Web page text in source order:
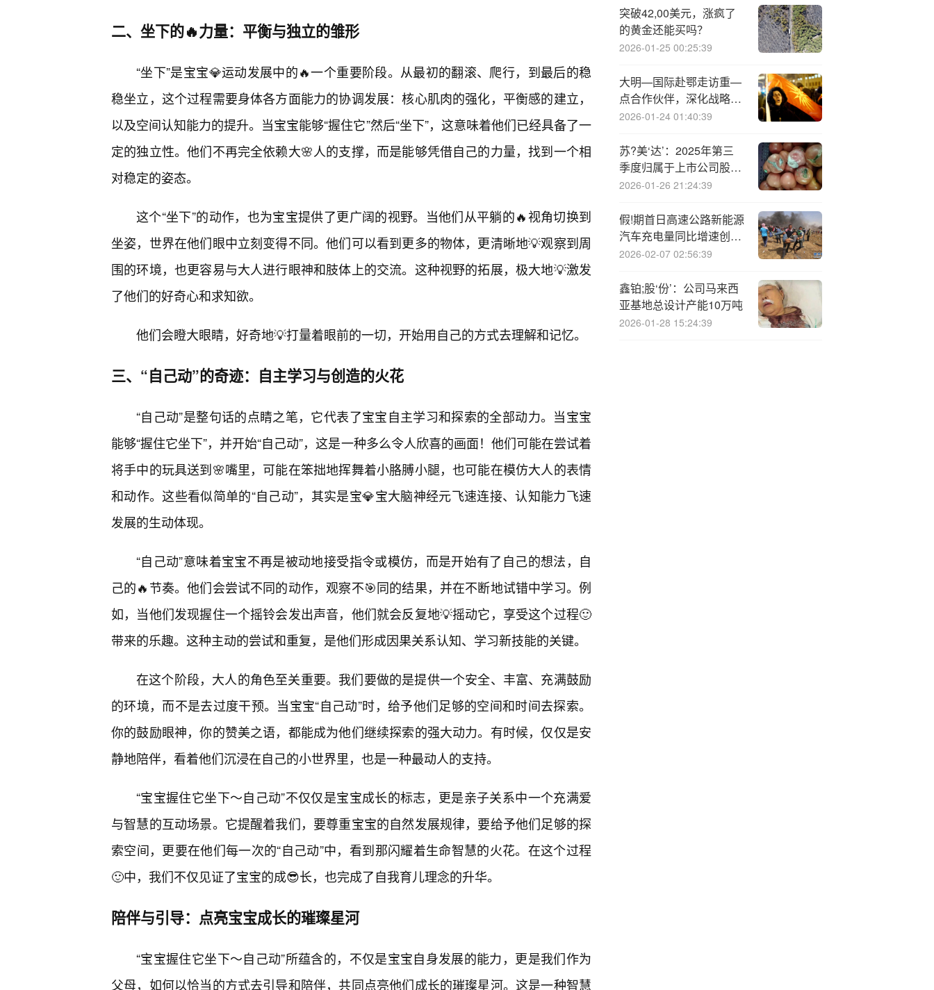
二、坐下的🔥力量：平衡与独立的雏形
“坐下”是宝宝💎运动发展中的🔥一个重要阶段。从最初的翻滚、爬行，到最后的稳
稳坐立，这个过程需要身体各方面能力的协调发展：核心肌肉的强化，平衡感的建立，
以及空间认知能力的提升。当宝宝能够“握住它”然后“坐下”，这意味着他们已经具备了一
定的独立性。他们不再完全依赖大🌸人的支撑，而是能够凭借自己的力量，找到一个相
对稳定的姿态。
这个“坐下”的动作，也为宝宝提供了更广阔的视野。当他们从平躺的🔥视角切换到
坐姿，世界在他们眼中立刻变得不同。他们可以看到更多的物体，更清晰地💡观察到周
围的环境，也更容易与大人进行眼神和肢体上的交流。这种视野的拓展，极大地💡激发
了他们的好奇心和求知欲。
他们会瞪大眼睛，好奇地💡打量着眼前的一切，开始用自己的方式去理解和记忆。
三、“自己动”的奇迹：自主学习与创造的火花
“自己动”是整句话的点睛之笔，它代表了宝宝自主学习和探索的全部动力。当宝宝
能够“握住它坐下”，并开始“自己动”，这是一种多么令人欣喜的画面！他们可能在尝试着
将手中的玩具送到🌸嘴里，可能在笨拙地挥舞着小胳膊小腿，也可能在模仿大人的表情
和动作。这些看似简单的“自己动”，其实是宝💎宝大脑神经元飞速连接、认知能力飞速
发展的生动体现。
“自己动”意味着宝宝不再是被动地接受指令或模仿，而是开始有了自己的想法，自
己的🔥节奏。他们会尝试不同的动作，观察不🎯同的结果，并在不断地试错中学习。例
如，当他们发现握住一个摇铃会发出声音，他们就会反复地💡摇动它，享受这个过程🙂
带来的乐趣。这种主动的尝试和重复，是他们形成因果关系认知、学习新技能的关键。
在这个阶段，大人的角色至关重要。我们要做的是提供一个安全、丰富、充满鼓励
的环境，而不是去过度干预。当宝宝“自己动”时，给予他们足够的空间和时间去探索。
你的鼓励眼神，你的赞美之语，都能成为他们继续探索的强大动力。有时候，仅仅是安
静地陪伴，看着他们沉浸在自己的小世界里，也是一种最动人的支持。
“宝宝握住它坐下～自己动”不仅仅是宝宝成长的标志，更是亲子关系中一个充满爱
与智慧的互动场景。它提醒着我们，要尊重宝宝的自然发展规律，要给予他们足够的探
索空间，更要在他们每一次的“自己动”中，看到那闪耀着生命智慧的火花。在这个过程
🙂中，我们不仅见证了宝宝的成😎长，也完成了自我育儿理念的升华。
陪伴与引导：点亮宝宝成长的璀璨星河
“宝宝握住它坐下～自己动”所蕴含的，不仅是宝宝自身发展的能力，更是我们作为
父母，如何以恰当的方式去引导和陪伴，共同点亮他们成长的璀璨星河。这是一种智慧
突破42,00美元，涨疯了
的黄金还能买吗？
2026-01-25 00:25:39
大明—国际赴鄂走访重—
点合作伙伴，深化战略合
作
2026-01-24 01:40:39
苏?美‘达’：2025年第三
季度归属于上市公司股东
的净利润同比增长6.58%
2026-01-26 21:24:39
假!期首日高速公路新能源
汽车充电量同比增速创历
史新高
2026-02-07 02:56:39
鑫铂;股‘份’：公司马来西
亚基地总设计产能10万吨
2026-01-28 15:24:39